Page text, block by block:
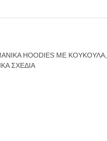
HOODIES ΜΕ ΚΟΥΚΟΥΛΑ,
ΣΧΕΔΙΑ